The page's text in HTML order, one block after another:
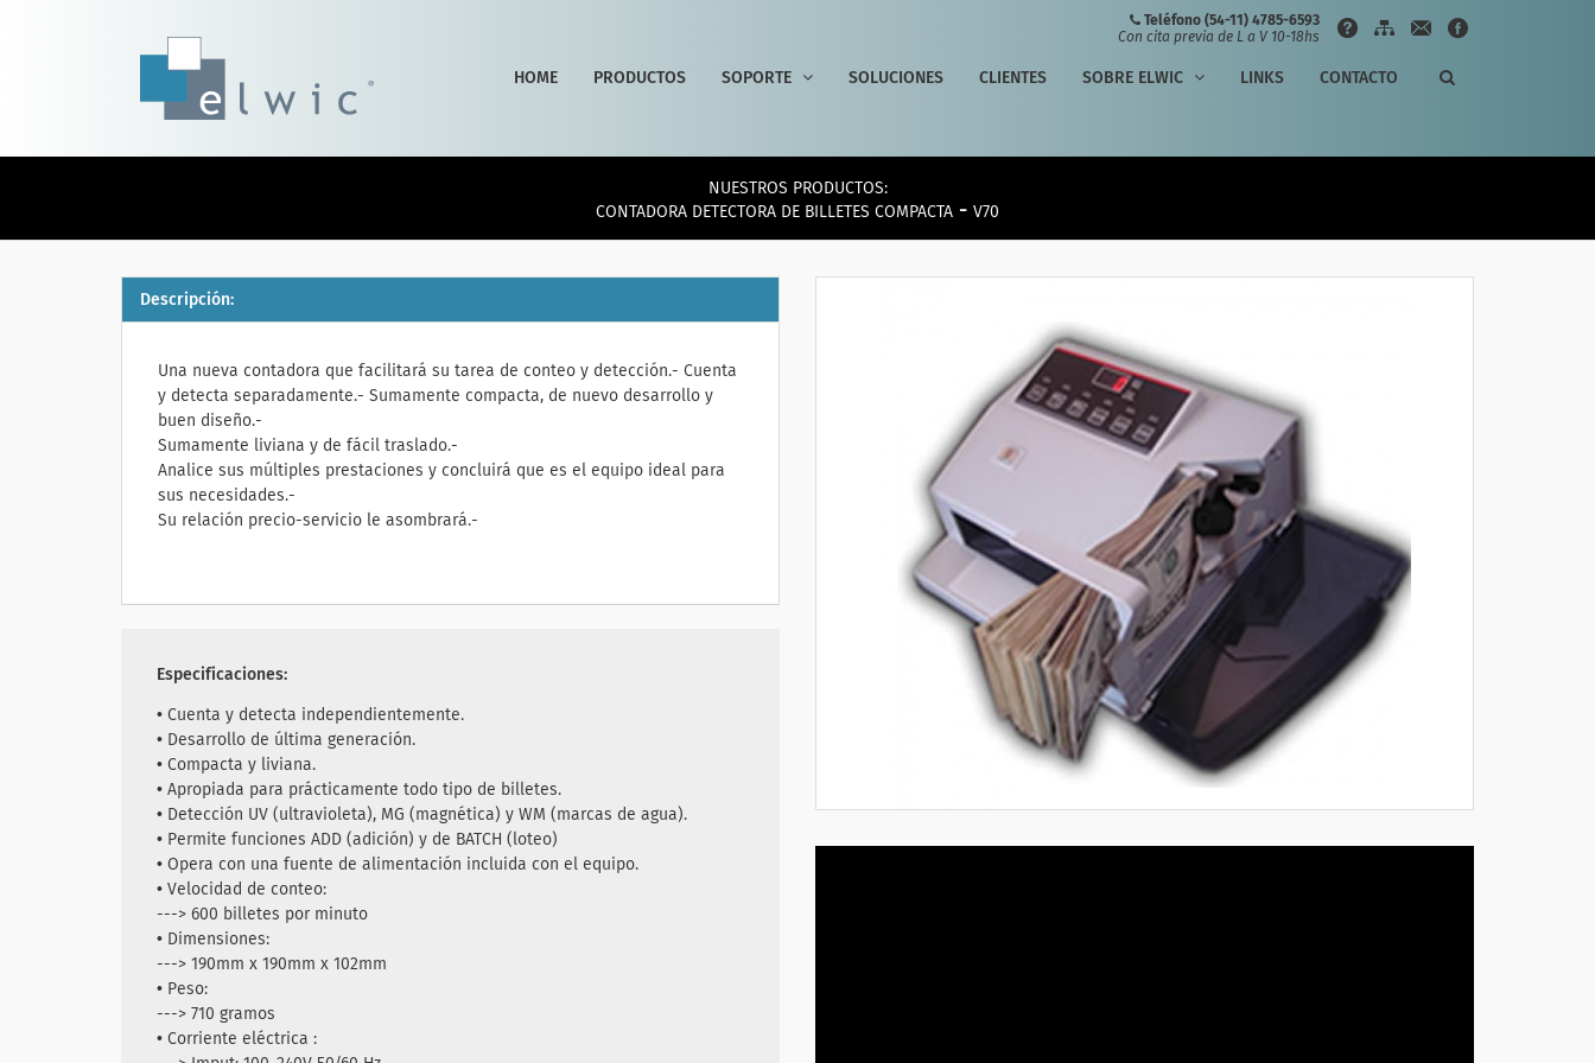
Teléfono (54-11) 4785-6593
Con cita previa de L a V 10-18hs
HOME PRODUCTOS SOPORTE SOLUCIONES CLIENTES SOBRE ELWIC LINKS CONTACTO
NUESTROS PRODUCTOS:
CONTADORA DETECTORA DE BILLETES COMPACTA - V70
Descripción:
Una nueva contadora que facilitará su tarea de conteo y detección.- Cuenta
y detecta separadamente.- Sumamente compacta, de nuevo desarrollo y
buen diseño.-
Sumamente liviana y de fácil traslado.-
Analice sus múltiples prestaciones y concluirá que es el equipo ideal para
sus necesidades.-
Su relación precio-servicio le asombrará.-
Especificaciones:
• Cuenta y detecta independientemente.
• Desarrollo de última generación.
• Compacta y liviana.
• Apropiada para prácticamente todo tipo de billetes.
• Detección UV (ultravioleta), MG (magnética) y WM (marcas de agua).
• Permite funciones ADD (adición) y de BATCH (loteo)
• Opera con una fuente de alimentación incluida con el equipo.
• Velocidad de conteo:
---> 600 billetes por minuto
• Dimensiones:
---> 190mm x 190mm x 102mm
• Peso:
---> 710 gramos
• Corriente eléctrica :